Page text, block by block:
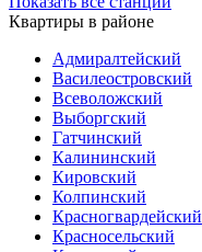
Квартиры в районе
Адмиралтейский
Василеостровский
Всеволожский
Выборгский
Гатчинский
Калининский
Кировский
Колпинский
Красногвардейский
Красносельский